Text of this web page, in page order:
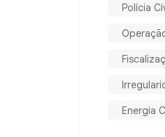
Polícia
Energia